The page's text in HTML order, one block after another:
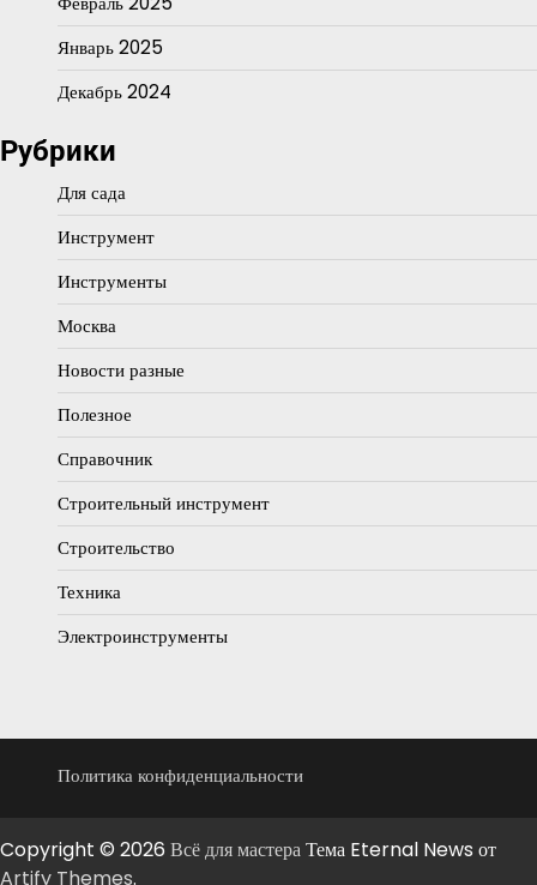
Январь 2025
Декабрь 2024
Рубрики
Для сада
Инструмент
Инструменты
Москва
Новости разные
Полезное
Справочник
Строительный инструмент
Строительство
Техника
Электроинструменты
Политика конфиденциальности
Copyright © 2026 Всё для мастераТема Eternal News от
Artify Themes.